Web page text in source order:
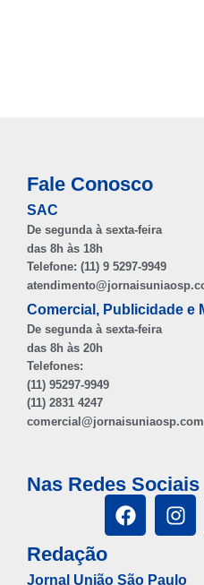
Fale Conosco
SAC
De segunda à sexta-feira
das 8h às 18h
Telefone: (11) 9 5297-9949
Comercial, Publicidade e
De segunda à sexta-feira
das 8h às 20h
Telefones:
(11) 95297-9949
(11) 2831 4247
Nas Redes Sociais
Redação
Jornal União São Paulo